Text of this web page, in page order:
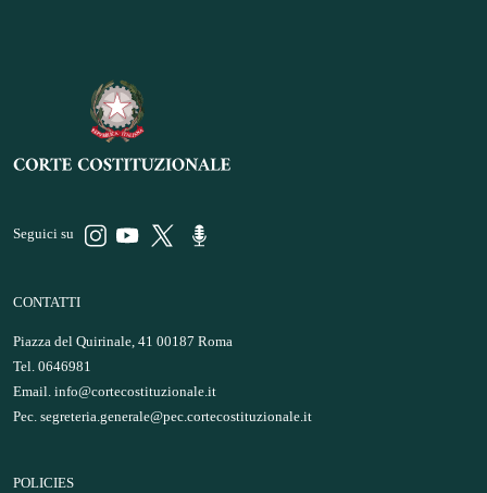
Seguici su
CONTATTI
Piazza del Quirinale, 41 00187 Roma
Tel. 0646981
Email. info@cortecostituzionale.it
Pec. segreteria.generale@pec.cortecostituzionale.it
POLICIES